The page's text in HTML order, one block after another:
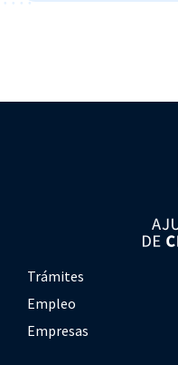
Trámites
Empleo
Empresas